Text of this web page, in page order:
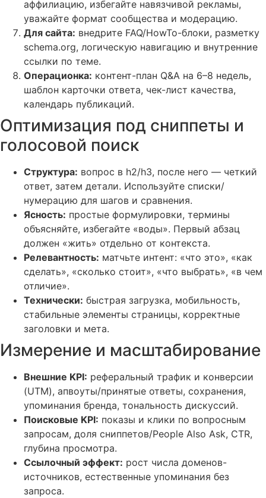
аффилиацию, избегайте навязчивой рекламы,
уважайте формат сообщества и модерацию.
Для сайта: внедрите FAQ/HowTo-блоки, разметку
schema.org, логическую навигацию и внутренние
ссылки по теме.
Операционка: контент-план Q&A на 6–8 недель,
шаблон карточки ответа, чек-лист качества,
календарь публикаций.
Оптимизация под сниппеты и
голосовой поиск
Структура: вопрос в h2/h3, после него — четкий
ответ, затем детали. Используйте списки/
нумерацию для шагов и сравнения.
Ясность: простые формулировки, термины
объясняйте, избегайте «воды». Первый абзац
должен «жить» отдельно от контекста.
Релевантность: матчьте интент: «что это», «как
сделать», «сколько стоит», «что выбрать», «в чем
отличие».
Технически: быстрая загрузка, мобильность,
стабильные элементы страницы, корректные
заголовки и мета.
Измерение и масштабирование
Внешние KPI: реферальный трафик и конверсии
(UTM), апвоуты/принятые ответы, сохранения,
упоминания бренда, тональность дискуссий.
Поисковые KPI: показы и клики по вопросным
запросам, доля сниппетов/People Also Ask, CTR,
глубина просмотра.
Ссылочный эффект: рост числа доменов-
источников, естественные упоминания без
запроса.